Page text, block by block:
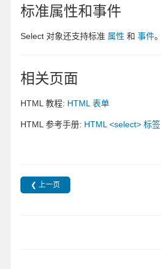
标准属性和事件
Select 对象还支持标准 属性 和 事件。
相关页面
HTML 教程: HTML 表单
HTML 参考手册: HTML <select> 标签
❮ 上一页